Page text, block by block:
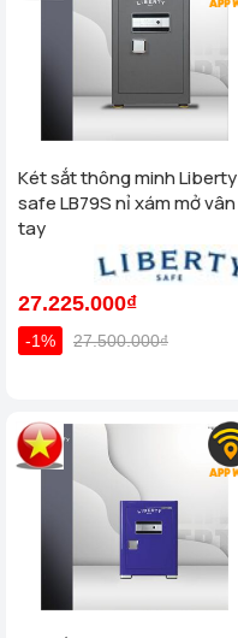
Két sắt thông minh Liberty
safe LB79S nỉ xám mở vân
tay
27.225.000₫
-1% 27.500.000₫